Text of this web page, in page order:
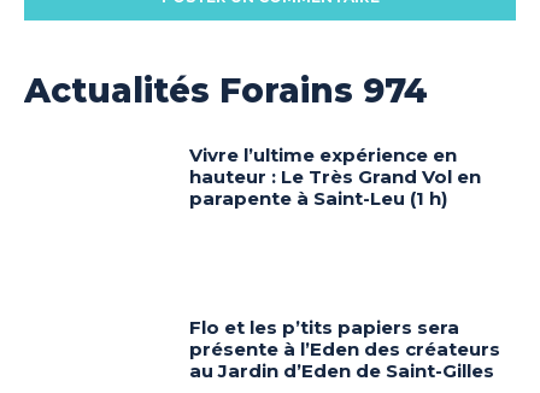
Actualités Forains 974
Vivre l’ultime expérience en
hauteur : Le Très Grand Vol en
parapente à Saint-Leu (1 h)
Flo et les p’tits papiers sera
présente à l’Eden des créateurs
au Jardin d’Eden de Saint-Gilles